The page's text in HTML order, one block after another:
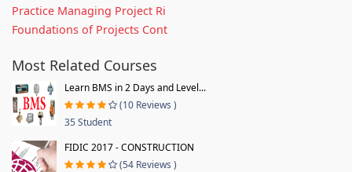
Practice Managing Project Ri
Foundations of Projects Cont
Most Related Courses
Learn BMS in 2 Days and Level...
(10 Reviews )
35 Student
FIDIC 2017 - CONSTRUCTION
(54 Reviews )